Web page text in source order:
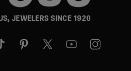
JEWELERS SINCE 1920